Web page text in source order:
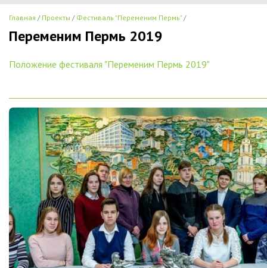
Главная Проекты Фестиваль "Переменим Пермь"
Переменим Пермь 2019
Положение фестиваля "Переменим Пермь 2019"